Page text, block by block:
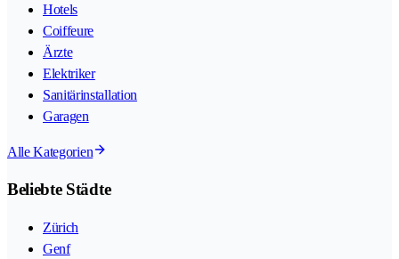
Hotels
Coiffeure
Ärzte
Elektriker
Sanitärinstallation
Garagen
Alle Kategorien
Beliebte Städte
Zürich
Genf